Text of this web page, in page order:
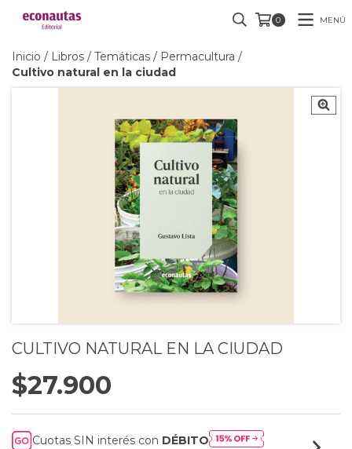
0 MENÚ
Inicio / Libros / Temáticas / Permacultura /
Cultivo natural en la ciudad
CULTIVO NATURAL EN LA CIUDAD
$27.900
Cuotas SIN interés con DÉBITO